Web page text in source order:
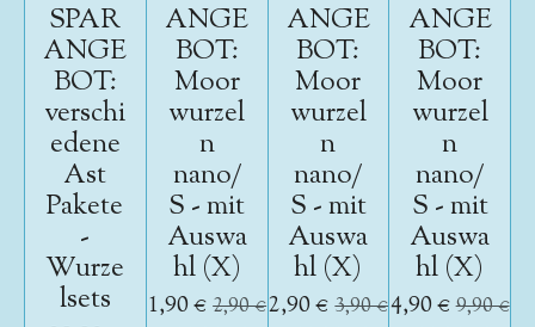
SPAR
ANGE
BOT:
verschi
edene
Ast
Pakete
-
Wurze
lsets
ANGE
BOT:
Moor
wurzel
n
nano/
S - mit
Auswa
hl (X)
1,90 € 2,90 €
ANGE
BOT:
Moor
wurzel
n
nano/
S - mit
Auswa
hl (X)
2,90 € 3,90 €
ANGE
BOT:
Moor
wurzel
n
nano/
S - mit
Auswa
hl (X)
4,90 €9,90 €